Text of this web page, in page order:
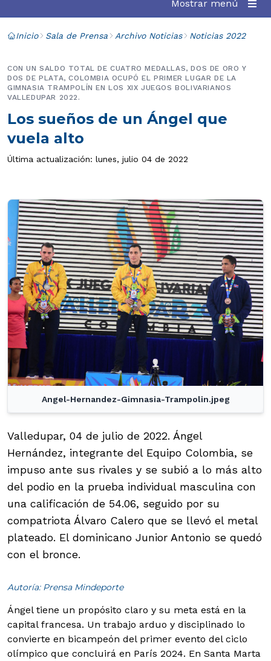
Mostrar menú
Inicio Sala de Prensa Archivo Noticias Noticias 2022
Los sueños de un Ángel que
vuela alto
CON UN SALDO TOTAL DE CUATRO MEDALLAS, DOS DE ORO Y
DOS DE PLATA, COLOMBIA OCUPÓ EL PRIMER LUGAR DE LA
GIMNASIA TRAMPOLÍN EN LOS XIX JUEGOS BOLIVARIANOS
VALLEDUPAR 2022.
Última actualización: lunes, julio 04 de 2022
Angel-Hernandez-Gimnasia-Trampolin.jpeg
Valledupar, 04 de julio de 2022. Ángel
Hernández, integrante del Equipo Colombia, se
impuso ante sus rivales y se subió a lo más alto
del podio en la prueba individual masculina con
una calificación de 54.06, seguido por su
compatriota Álvaro Calero que se llevó el metal
plateado. El dominicano Junior Antonio se quedó
con el bronce.
Autoría: Prensa Mindeporte
Ángel tiene un propósito claro y su meta está en la
capital francesa. Un trabajo arduo y disciplinado lo
convierte en bicampeón del primer evento del ciclo
olímpico que concluirá en París 2024. En Santa Marta